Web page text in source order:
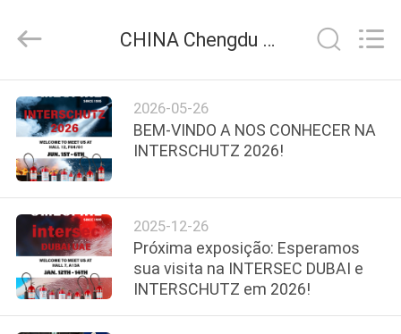
CASA
PRODUTOS
VÍDEOS
SOBRE
NÓS
& Equipment
Rights
CHINA Chengdu CQMEC Machinery & Equipment Co., Ltd notícias da empresa
2026-05-26
BEM-VINDO A NOS CONHECER NA
INTERSCHUTZ 2026!
2025-12-26
Próxima exposição: Esperamos
sua visita na INTERSEC DUBAI e
INTERSCHUTZ em 2026!